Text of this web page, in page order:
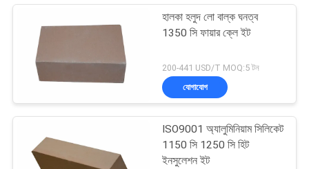
সিলিকা ইনস্যুলেশন ইট
হালকা হলুদ লো বাল্ক ঘনত্ব
1350 সি ফায়ার ক্লে ইট
200-441 USD/T MOQ:5 টন
যোগাযোগ
ISO9001 অ্যালুমিনিয়াম সিলিকেট
1150 সি 1250 সি হিট
ইনসুলেশন ইট